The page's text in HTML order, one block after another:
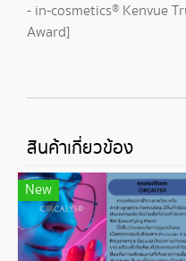
- in-cosmetics® Kenvue
Award]
สินค้าเกี่ยวข้อง
New